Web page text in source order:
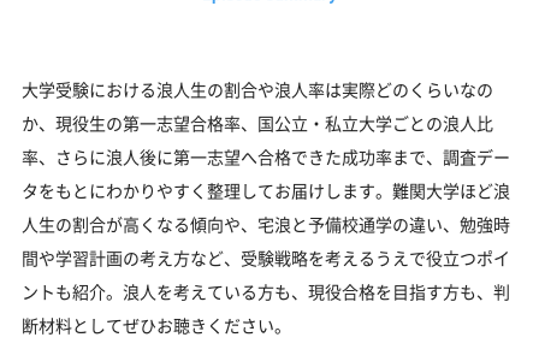
大学受験における浪人生の割合や浪人率は実際どのくらいなの
か、現役生の第一志望合格率、国公立・私立大学ごとの浪人比
率、さらに浪人後に第一志望へ合格できた成功率まで、調査デー
タをもとにわかりやすく整理してお届けします。難関大学ほど浪
人生の割合が高くなる傾向や、宅浪と予備校通学の違い、勉強時
間や学習計画の考え方など、受験戦略を考えるうえで役立つポイ
ントも紹介。浪人を考えている方も、現役合格を目指す方も、判
断材料としてぜひお聴きください。